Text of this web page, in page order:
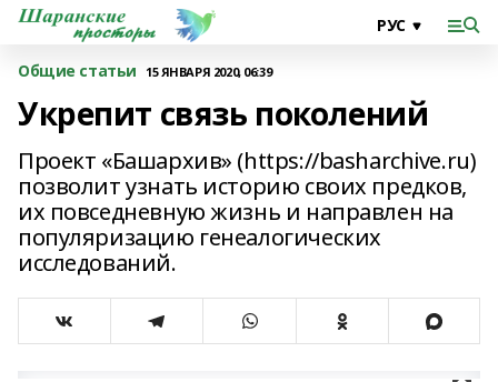
Общие статьи 15 ЯНВАРЯ 2020, 06:39
Укрепит связь поколений
Проект «Башархив» (https://basharchive.ru)
позволит узнать историю своих предков,
их повседневную жизнь и направлен на
популяризацию генеалогических
исследований.